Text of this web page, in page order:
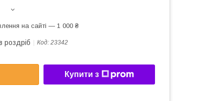
на сайті — 1 000 ₴
роздріб Код: 23342
Купити з